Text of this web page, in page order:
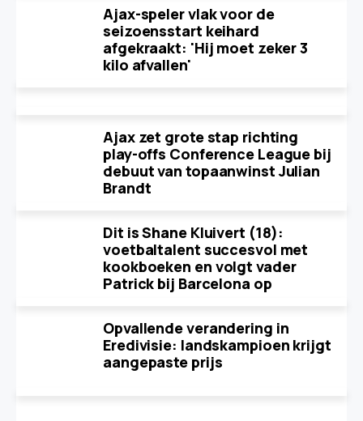
Ajax-speler vlak voor de
seizoensstart keihard
afgekraakt: 'Hij moet zeker 3
kilo afvallen'
Ajax zet grote stap richting
play-offs Conference League bij
debuut van topaanwinst Julian
Brandt
Dit is Shane Kluivert (18):
voetbaltalent succesvol met
kookboeken en volgt vader
Patrick bij Barcelona op
Opvallende verandering in
Eredivisie: landskampioen krijgt
aangepaste prijs